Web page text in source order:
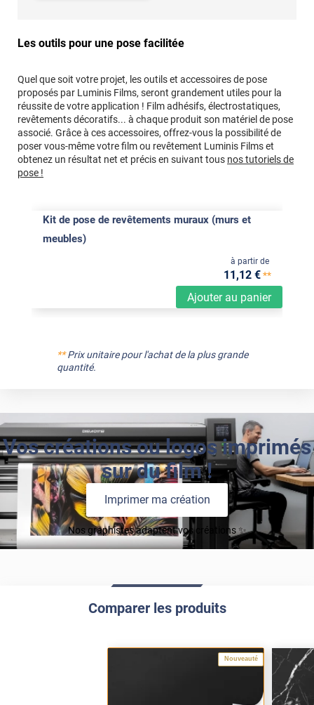
Les outils pour une pose facilitée
Quel que soit votre projet, les outils et accessoires de pose
proposés par Luminis Films, seront grandement utiles pour la
réussite de votre application ! Film adhésifs, électrostatiques,
revêtements décoratifs... à chaque produit son matériel de pose
associé. Grâce à ces accessoires, offrez-vous la possibilité de
poser vous-même votre film ou revêtement Luminis Films et
obtenez un résultat net et précis en suivant tous nos tutoriels de
pose !
Kit de pose de revêtements muraux (murs et
meubles)
Ajouter au panier
à partir de
11,12 €**
**Prix unitaire pour l'achat de la plus grande
quantité.
Vos créations ou logos imprimés
sur du film !
Imprimer ma création
Nos graphistes adaptent vos créations ✨
Comparer les produits
Nouveauté